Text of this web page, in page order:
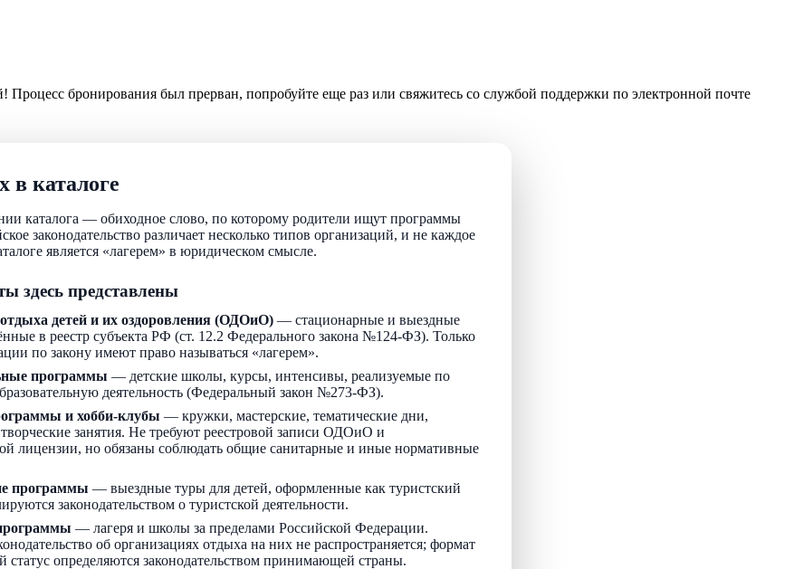
Процесс бронирования был прерван, попробуйте еще раз или свяжитесь со службой поддержки по электронной почте
в каталоге
каталога — обиходное слово, по которому родители ищут программы
законодательство различает несколько типов организаций, и не каждое
является «лагерем» в юридическом смысле.
здесь представлены
детей и их оздоровления (ОДОиО) — стационарные и выездные
в реестр субъекта РФ (ст. 12.2 Федерального закона №124-ФЗ). Только
по закону имеют право называться «лагерем».
программы — детские школы, курсы, интенсивы, реализуемые по
деятельность (Федеральный закон №273-ФЗ).
и хобби-клубы — кружки, мастерские, тематические дни,
занятия. Не требуют реестровой записи ОДОиО и
лицензии, но обязаны соблюдать общие санитарные и иные нормативные
программы — выездные туры для детей, оформленные как туристский
законодательством о туристской деятельности.
— лагеря и школы за пределами Российской Федерации.
об организациях отдыха на них не распространяется; формат
статус определяются законодательством принимающей страны.